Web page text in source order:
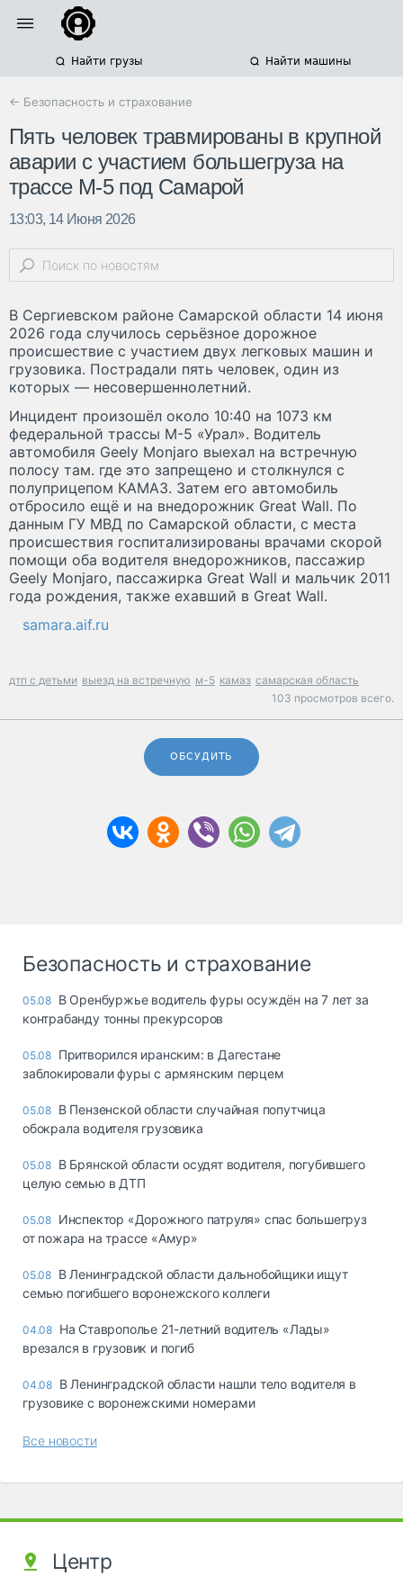
Найти грузы Найти машины
← Безопасность и страхование
Пять человек травмированы в крупной
аварии с участием большегруза на
трассе М-5 под Самарой
13:03, 14 Июня 2026
В Сергиевском районе Самарской области 14 июня
2026 года случилось серьёзное дорожное
происшествие с участием двух легковых машин и
грузовика. Пострадали пять человек, один из
которых — несовершеннолетний.
Инцидент произошёл около 10:40 на 1073 км
федеральной трассы М-5 «Урал». Водитель
автомобиля Geely Monjaro выехал на встречную
полосу там. где это запрещено и столкнулся с
полуприцепом КАМАЗ. Затем его автомобиль
отбросило ещё и на внедорожник Great Wall. По
данным ГУ МВД по Самарской области, с места
происшествия госпитализированы врачами скорой
помощи оба водителя внедорожников, пассажир
Geely Monjaro, пассажирка Great Wall и мальчик 2011
года рождения, также ехавший в Great Wall.
samara.aif.ru
дтп с детьми выезд на встречную м-5 камаз самарская область
103 просмотров всего.
ОБСУДИТЬ
Безопасность и страхование
05.08 В Оренбуржье водитель фуры осуждён на 7 лет за
контрабанду тонны прекурсоров
05.08 Притворился иранским: в Дагестане
заблокировали фуры с армянским перцем
05.08 В Пензенской области случайная попутчица
обокрала водителя грузовика
05.08 В Брянской области осудят водителя, погубившего
целую семью в ДТП
05.08 Инспектор «Дорожного патруля» спас большегруз
от пожара на трассе «Амур»
05.08 В Ленинградской области дальнобойщики ищут
семью погибшего воронежского коллеги
04.08 На Ставрополье 21-летний водитель «Лады»
врезался в грузовик и погиб
04.08 В Ленинградской области нашли тело водителя в
грузовике с воронежскими номерами
Все новости
Центр